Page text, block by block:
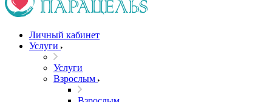
Личный кабинет
Услуги
Услуги
Взрослым